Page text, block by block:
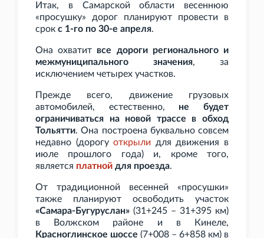
Итак, в Самарской области весеннюю
«просушку» дорог планируют провести в
срок с 1-го по 30-е апреля.
Она охватит все дороги регионального и
межмуниципального значения, за
исключением четырех участков.
Прежде всего, движение грузовых
автомобилей, естественно, не будет
ограничиваться на новой трассе в обход
Тольятти. Она построена буквально совсем
недавно (дорогуоткрыли для движения в
июле прошлого года) и, кроме того,
является платной для проезда.
От традиционной весенней «просушки»
также планируют освободить участок
«Самара-Бугуруслан» (31+245 – 31+395 км)
в Волжском районе и в Кинеле,
Красноглинское шоссе (7+008 – 6+858 км) в